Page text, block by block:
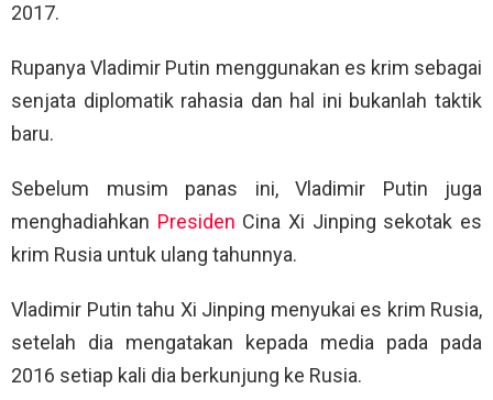
2017.
Rupanya Vladimir Putin menggunakan es krim sebagai
senjata diplomatik rahasia dan hal ini bukanlah taktik
baru.
Sebelum musim panas ini, Vladimir Putin juga
menghadiahkan Presiden Cina Xi Jinping sekotak es
krim Rusia untuk ulang tahunnya.
Vladimir Putin tahu Xi Jinping menyukai es krim Rusia,
setelah dia mengatakan kepada media pada pada
2016 setiap kali dia berkunjung ke Rusia.